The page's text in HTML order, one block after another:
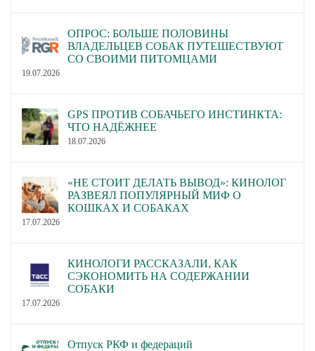
ОПРОС: БОЛЬШЕ ПОЛОВИНЫ
ВЛАДЕЛЬЦЕВ СОБАК ПУТЕШЕСТВУЮТ
СО СВОИМИ ПИТОМЦАМИ
19.07.2026
GPS ПРОТИВ СОБАЧЬЕГО ИНСТИНКТА:
ЧТО НАДЁЖНЕЕ
18.07.2026
«НЕ СТОИТ ДЕЛАТЬ ВЫВОД»: КИНОЛОГ
РАЗВЕЯЛ ПОПУЛЯРНЫЙ МИФ О
КОШКАХ И СОБАКАХ
17.07.2026
КИНОЛОГИ РАССКАЗАЛИ, КАК
СЭКОНОМИТЬ НА СОДЕРЖАНИИ
СОБАКИ
17.07.2026
Отпуск РКФ и федераций